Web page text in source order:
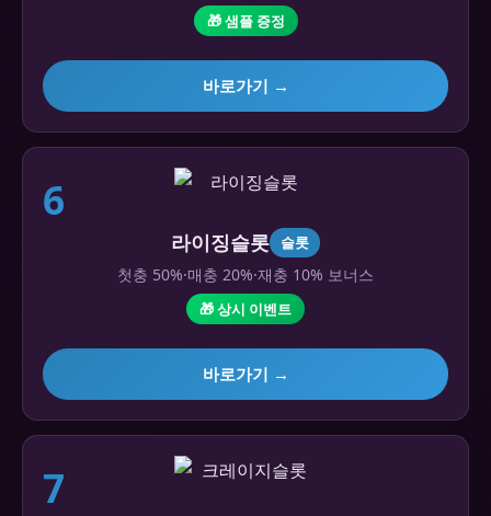
🎁 샘플 증정
바로가기 →
6
라이징슬롯 슬롯
첫충 50%·매충 20%·재충 10% 보너스
🎁 상시 이벤트
바로가기 →
7